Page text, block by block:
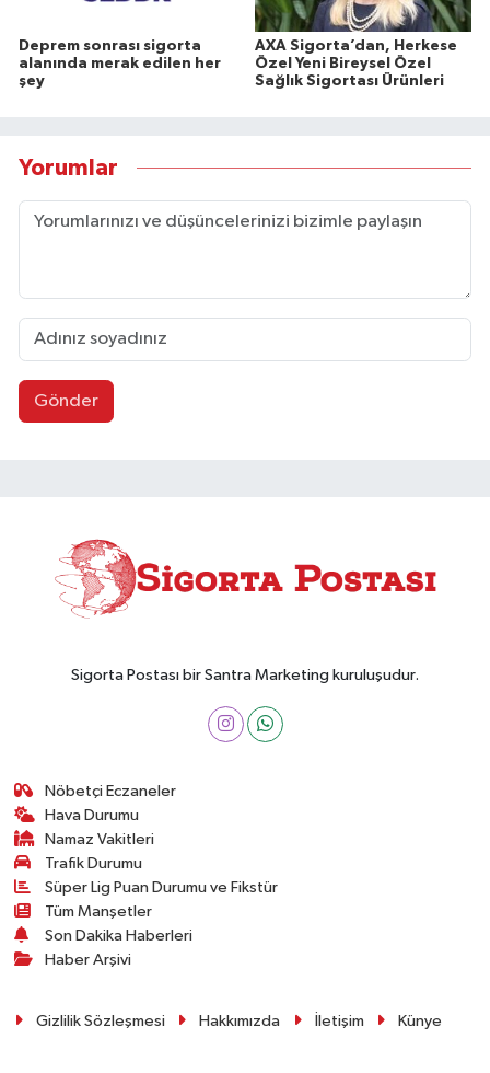
Deprem sonrası sigorta
alanında merak edilen her
şey
AXA Sigorta’dan, Herkese
Özel Yeni Bireysel Özel
Sağlık Sigortası Ürünleri
Yorumlar
Gönder
Sigorta Postası bir Santra Marketing kuruluşudur.
Nöbetçi Eczaneler
Hava Durumu
Namaz Vakitleri
Trafik Durumu
Süper Lig Puan Durumu ve Fikstür
Tüm Manşetler
Son Dakika Haberleri
Haber Arşivi
Gizlilik Sözleşmesi Hakkımızda İletişim Künye